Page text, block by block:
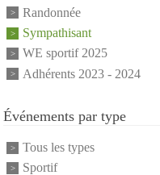
Randonnée
Sympathisant
WE sportif 2025
Adhérents 2023 - 2024
Événements par type
Tous les types
Sportif